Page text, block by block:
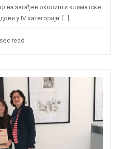
на загађен околиш и климатске
у IV категорији: […]
read